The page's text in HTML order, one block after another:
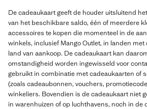
De cadeaukaart geeft de houder uitsluitend
van het beschikbare saldo, één of meerdere
accessoires te kopen die momenteel in de
winkels, inclusief Mango Outlet, in landen met
land van aankoop. De cadeaukaart kan
omstandigheid worden ingewisseld voor
gebruikt in combinatie met cadeaukaarten of
(zoals cadeaubonnen, vouchers,
winkeliers. Bovendien is de cadeaukaart niet
in warenhuizen of op luchthavens, noch in de